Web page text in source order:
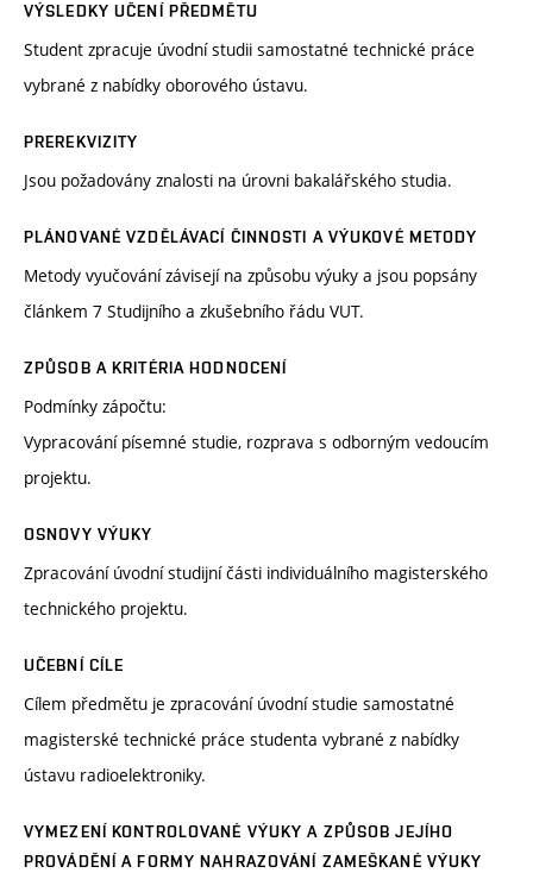
VÝSLEDKY UČENÍ PŘEDMĚTU
Student zpracuje úvodní studii samostatné technické práce
vybrané z nabídky oborového ústavu.
PREREKVIZITY
Jsou požadovány znalosti na úrovni bakalářského studia.
PLÁNOVANÉ VZDĚLÁVACÍ ČINNOSTI A VÝUKOVÉ METODY
Metody vyučování závisejí na způsobu výuky a jsou popsány
článkem 7 Studijního a zkušebního řádu VUT.
ZPŮSOB A KRITÉRIA HODNOCENÍ
Podmínky zápočtu:
Vypracování písemné studie, rozprava s odborným vedoucím
projektu.
OSNOVY VÝUKY
Zpracování úvodní studijní části individuálního magisterského
technického projektu.
UČEBNÍ CÍLE
Cílem předmětu je zpracování úvodní studie samostatné
magisterské technické práce studenta vybrané z nabídky
ústavu radioelektroniky.
VYMEZENÍ KONTROLOVANÉ VÝUKY A ZPŮSOB JEJÍHO
PROVÁDĚNÍ A FORMY NAHRAZOVÁNÍ ZAMEŠKANÉ VÝUKY